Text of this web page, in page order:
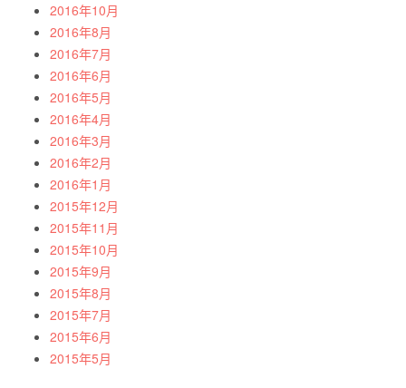
2016年10月
2016年8月
2016年7月
2016年6月
2016年5月
2016年4月
2016年3月
2016年2月
2016年1月
2015年12月
2015年11月
2015年10月
2015年9月
2015年8月
2015年7月
2015年6月
2015年5月